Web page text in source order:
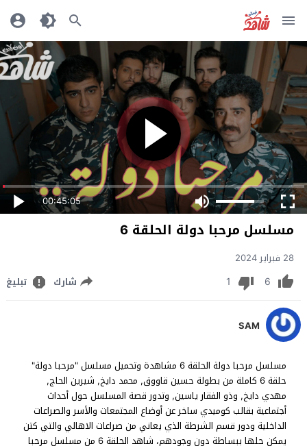
00:45:05
مسلسل مرحبا دولة الحلقة 6
28 فبراير 2024
6
1 شارك تبليغ
SAM
مسلسل مرحبا دولة الحلقة 6 مشاهدة وتحميل مسلسل "مرحبا دولة"
حلقة 6 كاملة من بطولة حسين قاووق, محمد دايخ, شيرين الحاج,
مهدي دايخ, وذو الفقار ياسين, وتدور قصة المسلسل حول أحداث
أجتماعية بقالب كوميدي ساخر عن أوضاع المجتمعات والأسر والصراعات
الداخلية ودور قسم الشرطة الذي يعاني من صراعات الاهالي والتي كتن
يمكن حلها ببساطة دون وجودهم، شاهد الحلقة 6 من مسلسل مرحبا